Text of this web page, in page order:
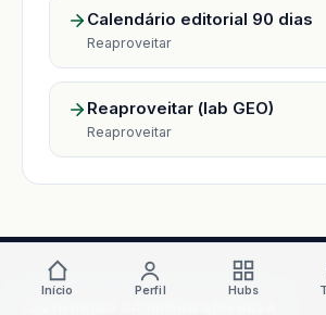
Calendário editorial 90 dias
Reaproveitar
Reaproveitar (lab GEO)
Reaproveitar
Início Perfil Hubs